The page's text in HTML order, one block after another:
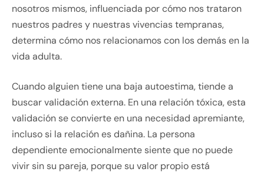
nosotros mismos, influenciada por cómo nos trataron
nuestros padres y nuestras vivencias tempranas,
determina cómo nos relacionamos con los demás en la
vida adulta.
Cuando alguien tiene una baja autoestima, tiende a
buscar validación externa. En una relación tóxica, esta
validación se convierte en una necesidad apremiante,
incluso si la relación es dañina. La persona
dependiente emocionalmente siente que no puede
vivir sin su pareja, porque su valor propio está